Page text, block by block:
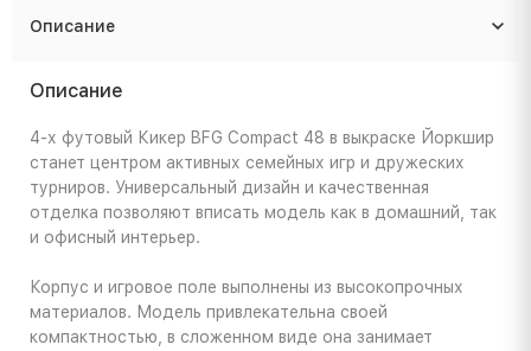
Описание
Описание
4-х футовый Кикер BFG Compact 48 в выкраске Йоркшир
станет центром активных семейных игр и дружеских
турниров. Универсальный дизайн и качественная
отделка позволяют вписать модель как в домашний, так
и офисный интерьер.
Корпус и игровое поле выполнены из высокопрочных
материалов. Модель привлекательна своей
компактностью, в сложенном виде она занимает